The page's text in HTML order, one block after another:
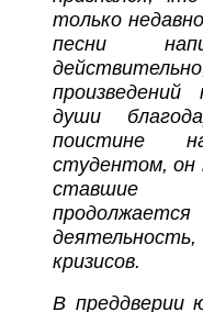
только
песни
души
поистине
студентом, он
ставшие
кризисов.
В преддверии